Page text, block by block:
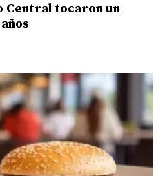
Central tocaron un